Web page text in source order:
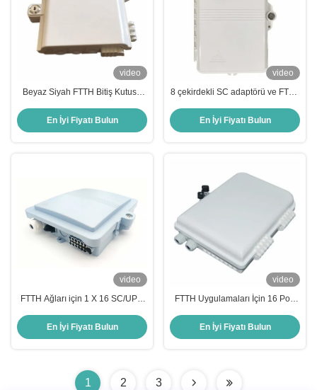
video
Beyaz Siyah FTTH Bitiş Kutusu
Portlu FTTH Ağları için IP67 Su
geçirmez Fiber Optic Terminal
En İyi Fiyatı Bulun
video
8 çekirdekli SC adaptörü ve FTTH
olan ABS Fiber Optic Termination
Box
En İyi Fiyatı Bulun
video
FTTH Ağları için 1 X 16 SC/UPC
Geçirmez IP67 Fiber Sonlandırma
En İyi Fiyatı Bulun
video
FTTH Uygulamaları İçin 16 Port
Edilebilir Fiber Optik Sonlandırma
En İyi Fiyatı Bulun
1 2 3